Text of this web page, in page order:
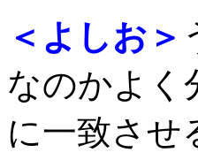
＜よしお＞
なのかよ
に一致させ